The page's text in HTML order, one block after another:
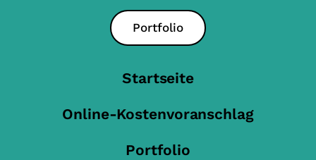
Portfolio
Startseite
Online-Kostenvoranschlag
Portfolio